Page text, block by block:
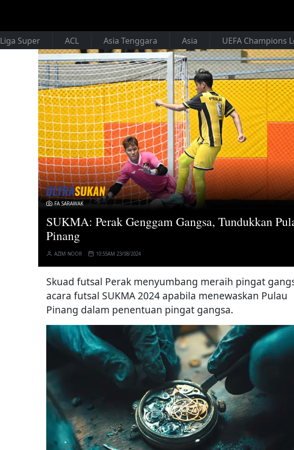
Liga Super ACL Asia Tenggara Asia UEFA Champions
FA SARAWAK
SUKMA: Perak Genggam Gangsa, Tundukkan
Pinang
AZIM NOOR 10:55AM 23/08/2024
Skuad futsal Perak menyumbang meraih pingat
acara futsal SUKMA 2024 apabila menewaskan Pulau
Pinang dalam penentuan pingat gangsa.